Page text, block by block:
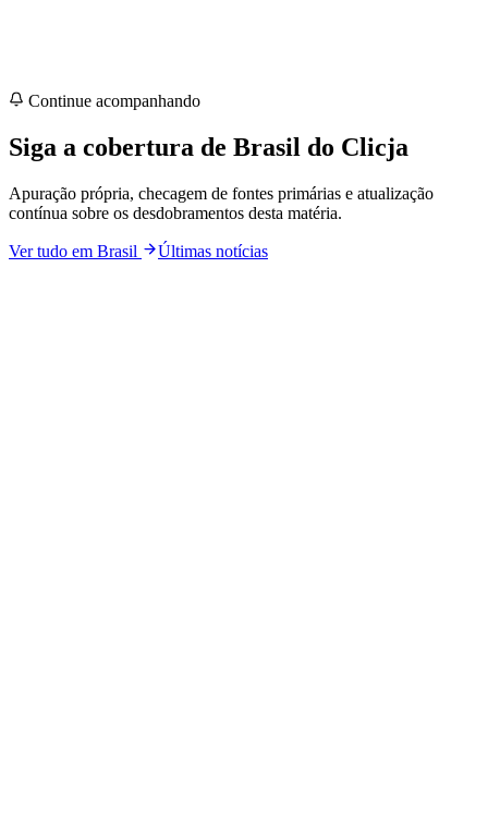
Continue acompanhando
Siga a cobertura de Brasil do Clicja
Apuração própria, checagem de fontes primárias e atualização
contínua sobre os desdobramentos desta matéria.
Ver tudo em Brasil Últimas notícias